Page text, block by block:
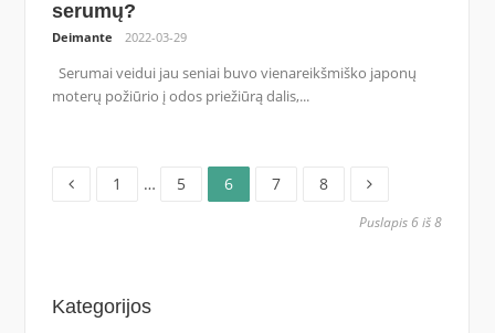
serumų?
Deimante 2022-03-29
Serumai veidui jau seniai buvo vienareikšmiško japonų
moterų požiūrio į odos priežiūrą dalis,...
ĮrašųPuslapis
1 … Puslapis
5 Puslapis
6 Puslapis
7 Puslapis
8
Puslapis 6 iš 8
Kategorijos